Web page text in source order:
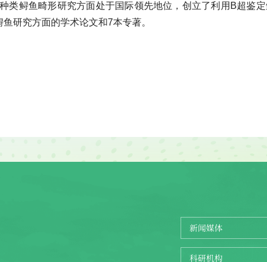
类鲟鱼畸形研究方面处于国际领先地位，创立了利用B超鉴
研究方面的学术论文和7本专著。
新闻媒体
科研机构